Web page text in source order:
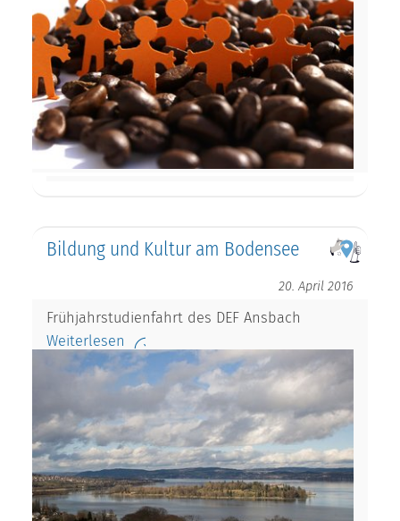
Bildung und Kultur am Bodensee
20. April 2016
Frühjahrstudienfahrt des DEF Ansbach
Weiterlesen